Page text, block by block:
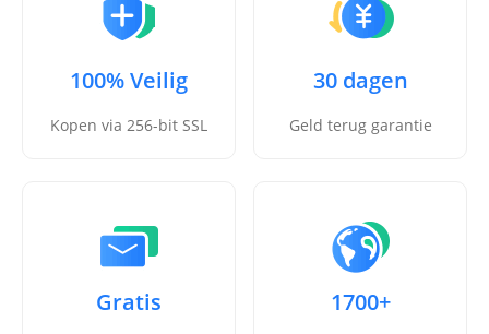
100% Veilig
Kopen via 256-bit SSL
30 dagen
Geld terug garantie
Gratis 1700+